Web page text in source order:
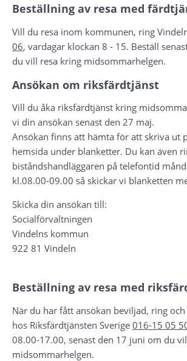
Beställning av resa med
Vill du resa inom kommunen, ring
06, vardagar klockan 8 - 15. Beställ
du vill resa kring midsommarhelgen.
Ansökan om riksfärdtjänst
Vill du åka riksfärdtjänst kring
vi din ansökan senast den 27 maj.
Ansökan finns att hämta för att skriva ut
hemsida under blanketter. Du kan även
biståndshandläggaren på telefontid
kl.08.00-09.00 så skickar vi blanketten
Skicka din ansökan till:
Socialförvaltningen
Vindelns kommun
922 81 Vindeln
Beställning av resa med
När du har fått ansökan beviljad, ring
hos Riksfärdtjänsten Sverige 016-15 05
08.00-17.00, senast den 17 juni om du
midsommarhelgen.